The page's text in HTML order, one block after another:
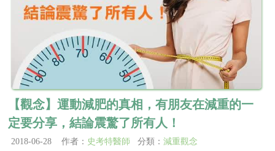
【觀念】運動減肥的真相，有朋友在減重的一
定要分享，結論震驚了所有人！
2018-06-28 作者： 史考特醫師 分類： 減重觀念